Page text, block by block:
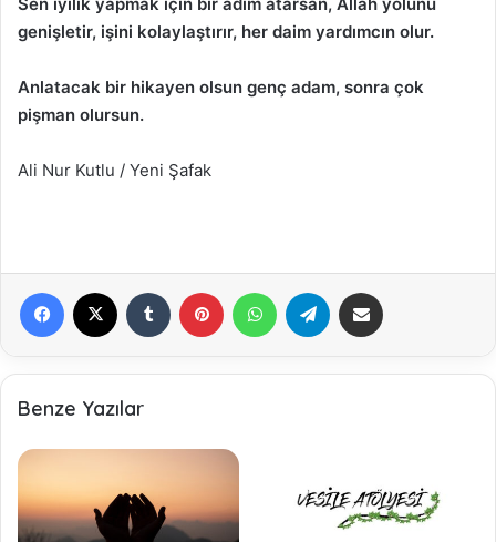
genişletir, işini kolaylaştırır, her daim yardımcın olur.
Anlatacak bir hikayen olsun genç adam, sonra çok
pişman olursun.
Ali Nur Kutlu / Yeni Şafak
Benze Yazılar